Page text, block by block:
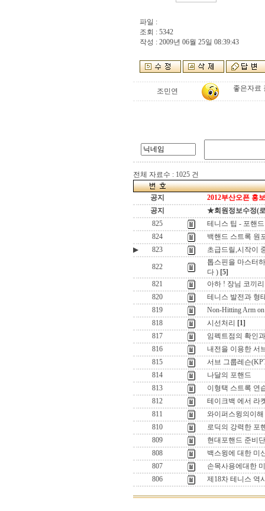
파일 :
조회 : 5342
작성 : 2009년 06월 25일 08:39:43
조민연 좋은자료
전체 자료수 : 1025 건
공지
2012부산오픈 홍
공지
★회원정보수정(
825
테니스 팁 - 포핸드
824
백핸드 스트록 원
▶
823 초급드릴,시작이
822
톱스핀을 마스터
다 ) [5]
821
아하 ! 장님 코끼
820
테니스 발전과 형
819
Non-Hitting Arm on
818
시선처리
[1]
817
임펙트점의 확인
816
내전을 이용한 서
815
서브 그룹레슨
814
나달의 포핸드
813
이형택 스트록 연
812
테이크백 에서 라
811
와이퍼스윙의이
810
로딕의 강력한 포
809
현대포핸드 준비
808
백스윙에 대한 미
807
손목사용에대한
806
제18차 테니스 역